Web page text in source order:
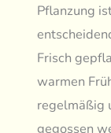
Pflanzung
Frisch
warmen
regelmäßig
gegossen